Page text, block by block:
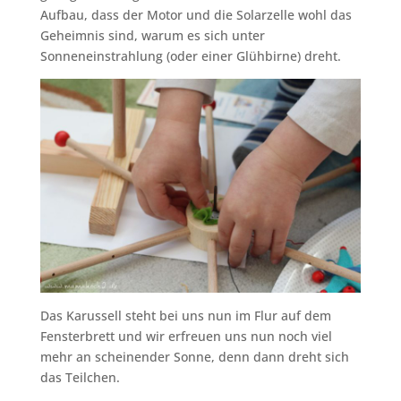
Aufbau, dass der Motor und die Solarzelle wohl das
Geheimnis sind, warum es sich unter
Sonneneinstrahlung (oder einer Glühbirne) dreht.
Das Karussell steht bei uns nun im Flur auf dem
Fensterbrett und wir erfreuen uns nun noch viel
mehr an scheinender Sonne, denn dann dreht sich
das Teilchen.